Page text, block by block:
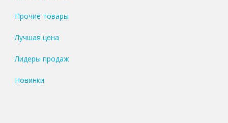
Прочие товары
Лучшая цена
Лидеры продаж
Новинки